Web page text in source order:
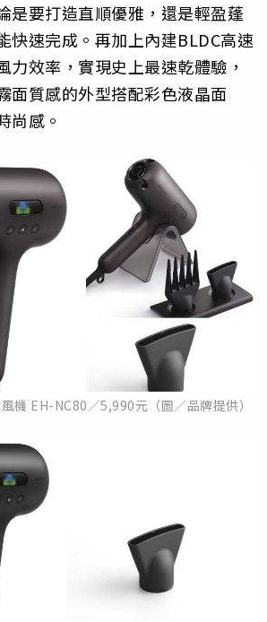
是要打造直順優雅，還是輕盈蓬
快速完成。再加上內建BLDC高速
力效率，實現史上最速乾體驗，
面質感的外型搭配彩色液晶面
尚感。
機 EH-NC80／5,990元（圖／品牌提供）